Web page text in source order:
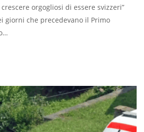
orgogliosi di essere svizzeri”
giorni che precedevano il Primo